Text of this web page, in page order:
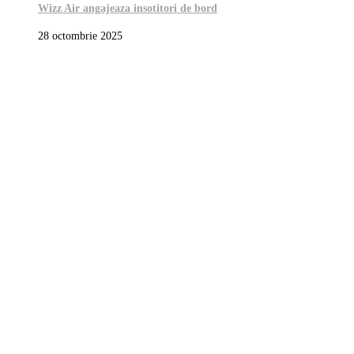
Wizz Air angajeaza insotitori de bord
28 octombrie 2025